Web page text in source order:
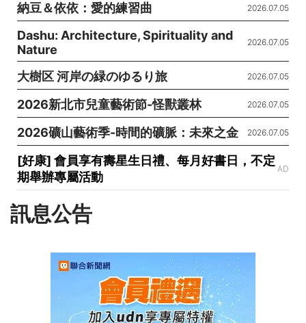
納豆＆依依：愛的練習曲 2026.07.05
Dashu: Architecture, Spirituality and
Nature
2026.07.05
大樹区 河岸の緑のゆるり旅 2026.07.05
2026新北市兒童藝術節-怪獸叢林 2026.07.05
2026礦山藝術季-時間的礦脈：未來之金 2026.07.05
[好康] 會員享有壽星生日禮、每月好書日，不定
期舉辦專屬活動
AD
訊息公告